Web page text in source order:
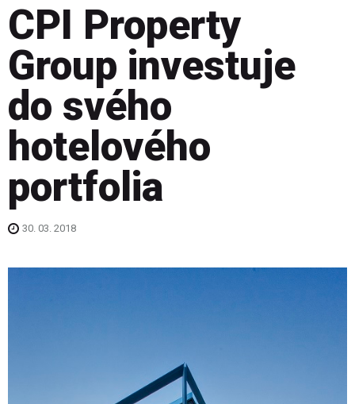
CPI Property
Group investuje
do svého
hotelového
portfolia
30. 03. 2018